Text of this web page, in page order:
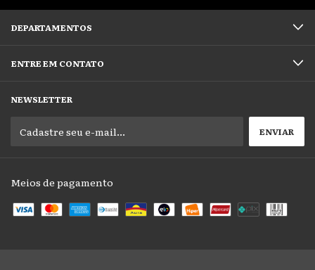
DEPARTAMENTOS
ENTRE EM CONTATO
NEWSLETTER
Meios de pagamento